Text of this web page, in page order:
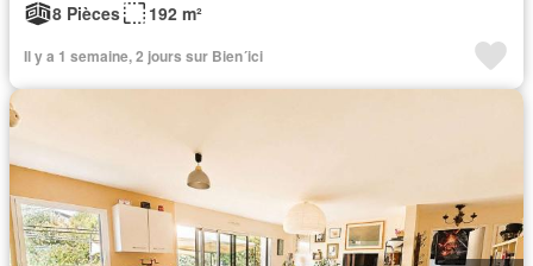
8 Pièces
192 m²
Il y a 1 semaine, 2 jours sur Bien´ici